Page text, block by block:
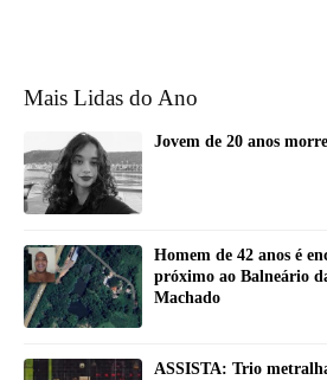
Mais Lidas do Ano
Jovem de 20 anos
Homem de 42 anos é
próximo ao Balneário
Machado
ASSISTA: Trio